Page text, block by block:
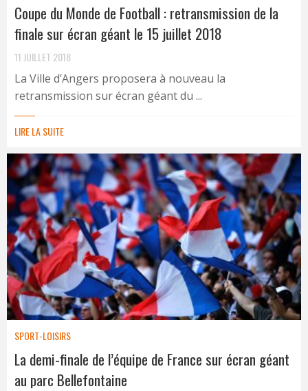
Coupe du Monde de Football : retransmission de la
finale sur écran géant le 15 juillet 2018
11 JUILLET 2018
La Ville d’Angers proposera à nouveau la
retransmission sur écran géant du ...
LIRE LA SUITE
SPORT-LOISIRS
La demi-finale de l’équipe de France sur écran géant
au parc Bellefontaine